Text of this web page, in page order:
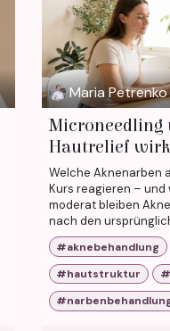
Maria Petrenko
Microneedling
Hautrelief
Welche Aknenarben
Kurs reagieren –
moderat bleiben
nach den
#aknebehandlung
#hautstruktur